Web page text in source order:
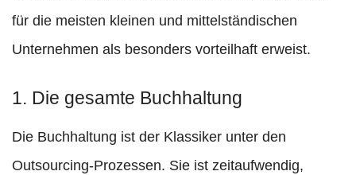
für die meisten kleinen und mittelständischen
Unternehmen als besonders vorteilhaft erweist.
1. Die gesamte Buchhaltung
Die Buchhaltung ist der Klassiker unter den
Outsourcing-Prozessen. Sie ist zeitaufwendig,